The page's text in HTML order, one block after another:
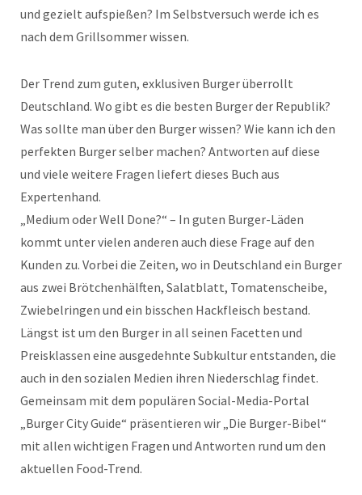
und gezielt aufspießen? Im Selbstversuch werde ich es
nach dem Grillsommer wissen.
Der Trend zum guten, exklusiven Burger überrollt
Deutschland. Wo gibt es die besten Burger der Republik?
Was sollte man über den Burger wissen? Wie kann ich den
perfekten Burger selber machen? Antworten auf diese
und viele weitere Fragen liefert dieses Buch aus
Expertenhand.
„Medium oder Well Done?“ – In guten Burger-Läden
kommt unter vielen anderen auch diese Frage auf den
Kunden zu. Vorbei die Zeiten, wo in Deutschland ein Burger
aus zwei Brötchenhälften, Salatblatt, Tomatenscheibe,
Zwiebelringen und ein bisschen Hackfleisch bestand.
Längst ist um den Burger in all seinen Facetten und
Preisklassen eine ausgedehnte Subkultur entstanden, die
auch in den sozialen Medien ihren Niederschlag findet.
Gemeinsam mit dem populären Social-Media-Portal
„Burger City Guide“ präsentieren wir „Die Burger-Bibel“
mit allen wichtigen Fragen und Antworten rund um den
aktuellen Food-Trend.